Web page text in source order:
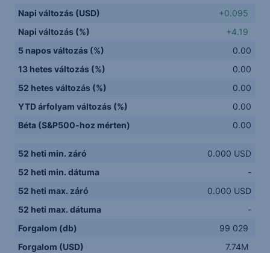
Napi változás (USD)
+0.095
Napi változás (%)
+4.19
5 napos változás (%)
0.00
13 hetes változás (%)
0.00
52 hetes változás (%)
0.00
YTD árfolyam változás (%)
0.00
Béta (S&P500-hoz mérten)
0.00
52 heti min. záró
0.000 USD
52 heti min. dátuma
-
52 heti max. záró
0.000 USD
52 heti max. dátuma
-
Forgalom (db)
99 029
Forgalom (USD)
7.74M